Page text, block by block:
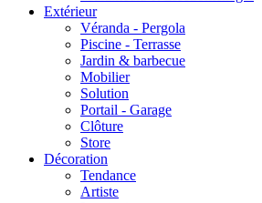
Extérieur
Véranda - Pergola
Piscine - Terrasse
Jardin & barbecue
Mobilier
Solution
Portail - Garage
Clôture
Store
Décoration
Tendance
Artiste